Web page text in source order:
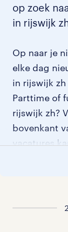
op zoek
in rijswijk
Op naar je
elke dag
in rijswijk
Parttime of
rijswijk zh?
bovenkant
vacatures
alle